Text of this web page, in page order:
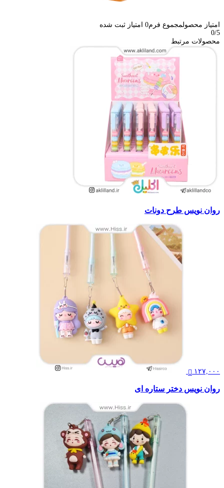
امتیاز محصولمجموع فرم0 امتیاز ثبت شده
0/5
محصولات مرتبط
روان نویس طرح دونات
۱۲۷,۰۰۰
روان نویس دختر ستاره ای